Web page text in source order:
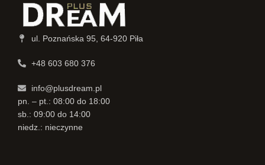
ul. Poznańska 95, 64-920 Piła
+48 603 680 376
info@plusdream.pl
pn. – pt.: 08:00 do 18:00
sb.: 09:00 do 14:00
niedz.: nieczynne